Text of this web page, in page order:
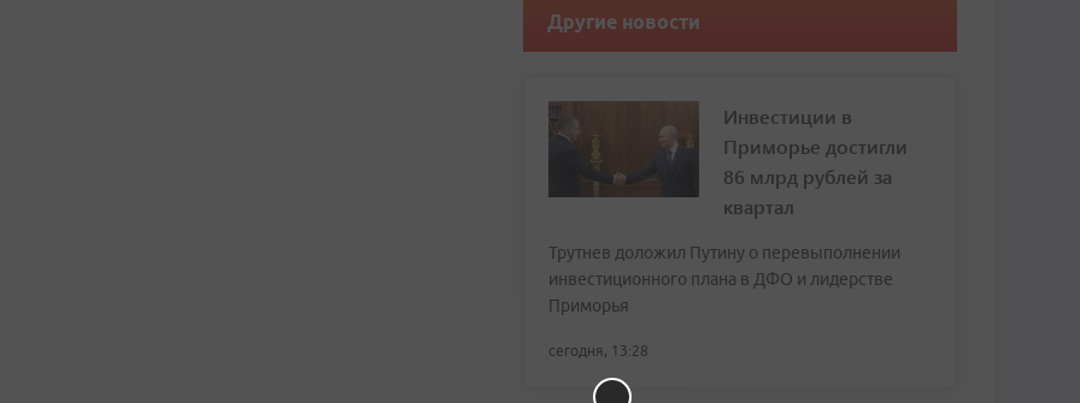
Другие новости
Инвестиции в
Приморье достигли
86 млрд рублей за
квартал
Трутнев доложил Путину о перевыполнении
инвестиционного плана в ДФО и лидерстве
Приморья
сегодня, 13:28